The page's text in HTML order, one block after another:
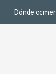
Dónde comer